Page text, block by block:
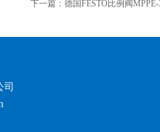
下一篇： 德国FESTO比例阀